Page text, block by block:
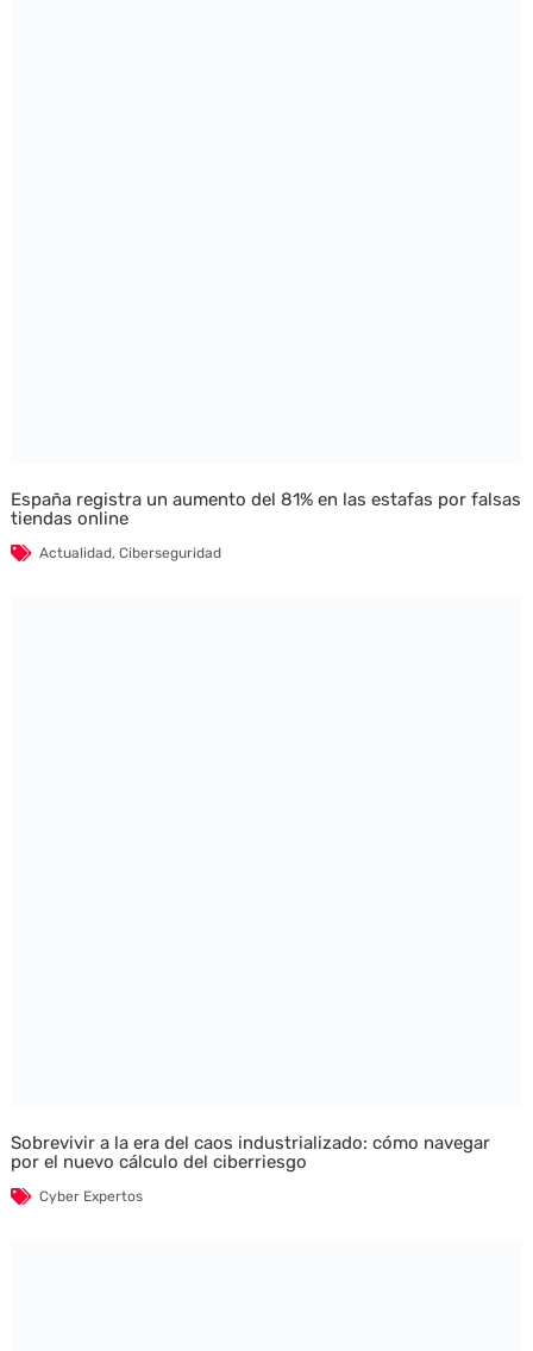
España registra un aumento del 81% en las estafas por falsas
tiendas online
Actualidad, Ciberseguridad
Sobrevivir a la era del caos industrializado: cómo navegar
por el nuevo cálculo del ciberriesgo
Cyber Expertos